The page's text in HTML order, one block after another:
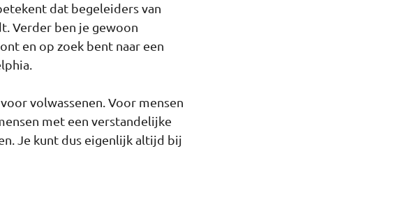
dat begeleiders van
Verder ben je gewoon
en op zoek bent naar een
volwassenen. Voor mensen
met een verstandelijke
Je kunt dus eigenlijk altijd bij